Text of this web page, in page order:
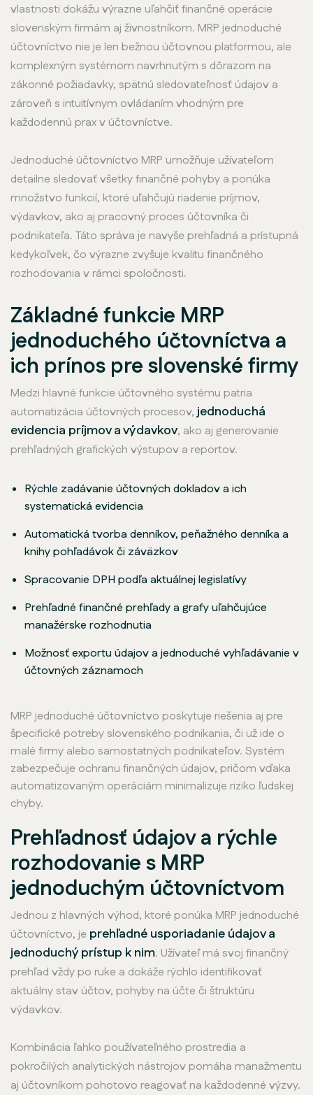
vlastnosti dokážu výrazne uľahčiť finančné operácie
slovenským firmám aj živnostníkom. MRP jednoduché
účtovníctvo nie je len bežnou účtovnou platformou, ale
komplexným systémom navrhnutým s dôrazom na
zákonné požiadavky, spätnú sledovateľnosť údajov a
zároveň s intuitívnym ovládaním vhodným pre
každodennú prax v účtovníctve.
Jednoduché účtovníctvo MRP umožňuje užívateľom
detailne sledovať všetky finančné pohyby a ponúka
množstvo funkcií, ktoré uľahčujú riadenie príjmov,
výdavkov, ako aj pracovný proces účtovníka či
podnikateľa. Táto správa je navyše prehľadná a prístupná
kedykoľvek, čo výrazne zvyšuje kvalitu finančného
rozhodovania v rámci spoločnosti.
Základné funkcie MRP
jednoduchého účtovníctva a
ich prínos pre slovenské firmy
Medzi hlavné funkcie účtovného systému patria
automatizácia účtovných procesov, jednoduchá
evidencia príjmov a výdavkov, ako aj generovanie
prehľadných grafických výstupov a reportov.
Rýchle zadávanie účtovných dokladov a ich
systematická evidencia
Automatická tvorba denníkov, peňažného denníka a
knihy pohľadávok či záväzkov
Spracovanie DPH podľa aktuálnej legislatívy
Prehľadné finančné prehľady a grafy uľahčujúce
manažérske rozhodnutia
Možnosť exportu údajov a jednoduché vyhľadávanie v
účtovných záznamoch
MRP jednoduché účtovníctvo poskytuje riešenia aj pre
špecifické potreby slovenského podnikania, či už ide o
malé firmy alebo samostatných podnikateľov. Systém
zabezpečuje ochranu finančných údajov, pričom vďaka
automatizovaným operáciám minimalizuje riziko ľudskej
chyby.
Prehľadnosť údajov a rýchle
rozhodovanie s MRP
jednoduchým účtovníctvom
Jednou z hlavných výhod, ktoré ponúka MRP jednoduché
účtovníctvo, je prehľadné usporiadanie údajov a
jednoduchý prístup k nim. Užívateľ má svoj finančný
prehľad vždy po ruke a dokáže rýchlo identifikovať
aktuálny stav účtov, pohyby na účte či štruktúru
výdavkov.
Kombinácia ľahko používateľného prostredia a
pokročilých analytických nástrojov pomáha manažmentu
aj účtovníkom pohotovo reagovať na každodenné výzvy.